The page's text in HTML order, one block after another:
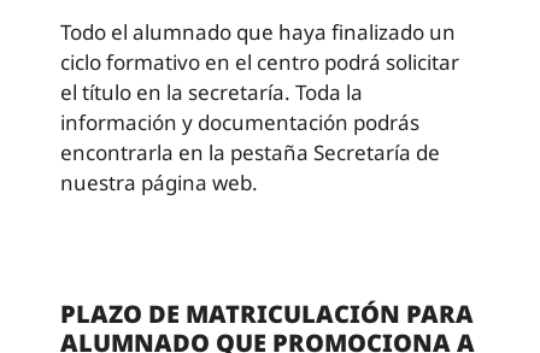
Todo el alumnado que haya finalizado un
ciclo formativo en el centro podrá solicitar
el título en la secretaría. Toda la
información y documentación podrás
encontrarla en la pestaña Secretaría de
nuestra página web.
PLAZO DE MATRICULACIÓN PARA
ALUMNADO QUE PROMOCIONA A